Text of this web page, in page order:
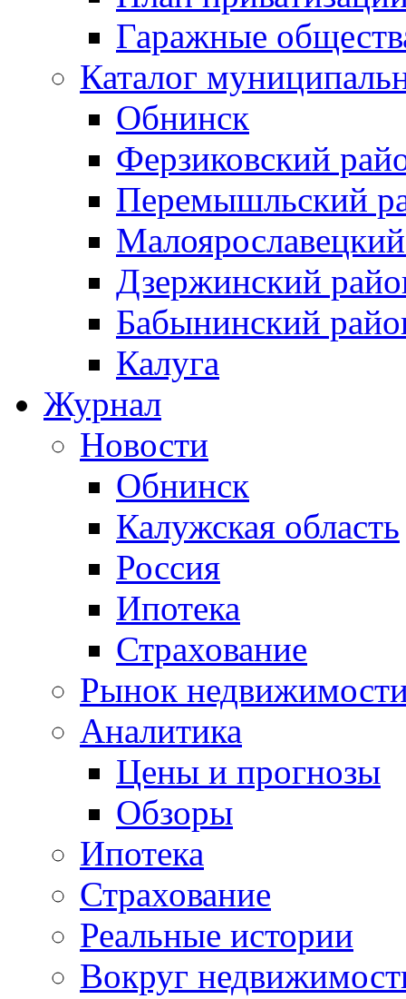
Гаражные
Каталог
Обнинск
Ферзиковский
Перемышльский
Дзержинский
Бабынинский
Калуга
Журнал
Новости
Обнинск
Калужская область
Россия
Ипотека
Страхование
Рынок
Аналитика
Цены и прогнозы
Обзоры
Ипотека
Страхование
Реальные истории
Вокруг